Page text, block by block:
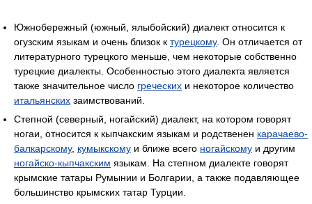
Южнобережный (южный, ялыбойский) диалект относится к
огузским языкам и очень близок к турецкому. Он отличается от
литературного турецкого меньше, чем некоторые собственно
турецкие диалекты. Особенностью этого диалекта является
также значительное число греческих и некоторое количество
итальянских заимствований.
Степной (северный, ногайский) диалект, на котором говорят
ногаи, относится к кыпчакским языкам и родственен карачаево-
балкарскому, кумыкскому и ближе всего ногайскому и другим
ногайско-кыпчакским языкам. На степном диалекте говорят
крымские татары Румынии и Болгарии, а также подавляющее
большинство крымских татар Турции.